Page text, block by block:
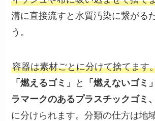
溝に直接流すと水質汚染に繋がる
う。
容器は素材ごとに分けて捨てます
「燃えるゴミ」
と 「燃えないゴミ」
ラマークのあるプラスチックゴミ
に分けられます。分類の仕方は地